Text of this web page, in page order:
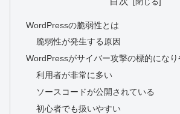
WordPressの脆弱性とは
脆弱性が発生する原因
WordPressがサイバー攻撃の標的にな
利用者が非常に多い
ソースコードが公開されている
初心者でも扱いやすい